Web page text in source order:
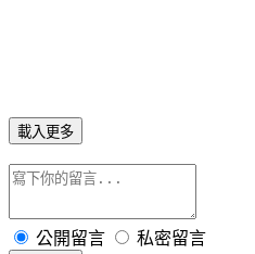
載入更多
公開留言 私密留言